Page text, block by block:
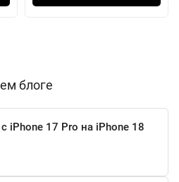
еще более удобным. Защита
прочным стеклом Gorilla Glass
устройству стиля и
блоге
iPhone 17 Pro на iPhone 18